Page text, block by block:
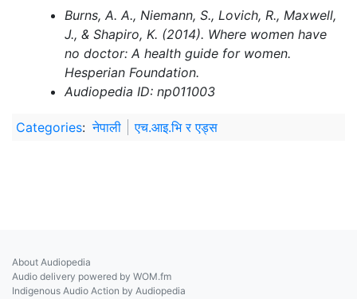
Burns, A. A., Niemann, S., Lovich, R., Maxwell,
J., & Shapiro, K. (2014). Where women have
no doctor: A health guide for women.
Hesperian Foundation.
Audiopedia ID: np011003
Categories: नेपाली एच.आइ.भि र एड्स
About Audiopedia
Audio delivery powered by WOM.fm
Indigenous Audio Action by Audiopedia